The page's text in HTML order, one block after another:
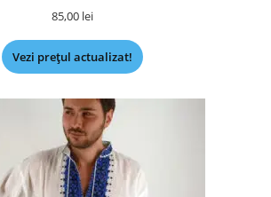
85,00 lei
Vezi prețul actualizat!